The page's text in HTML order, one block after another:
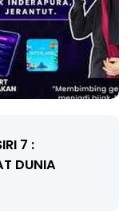
LENSA